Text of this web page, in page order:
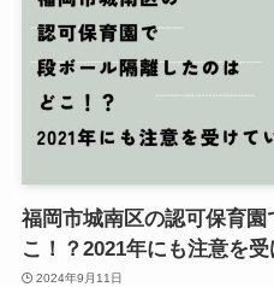
福岡市城南区の認可保育
こ！？2021年にも注意を受
2024年9月11日